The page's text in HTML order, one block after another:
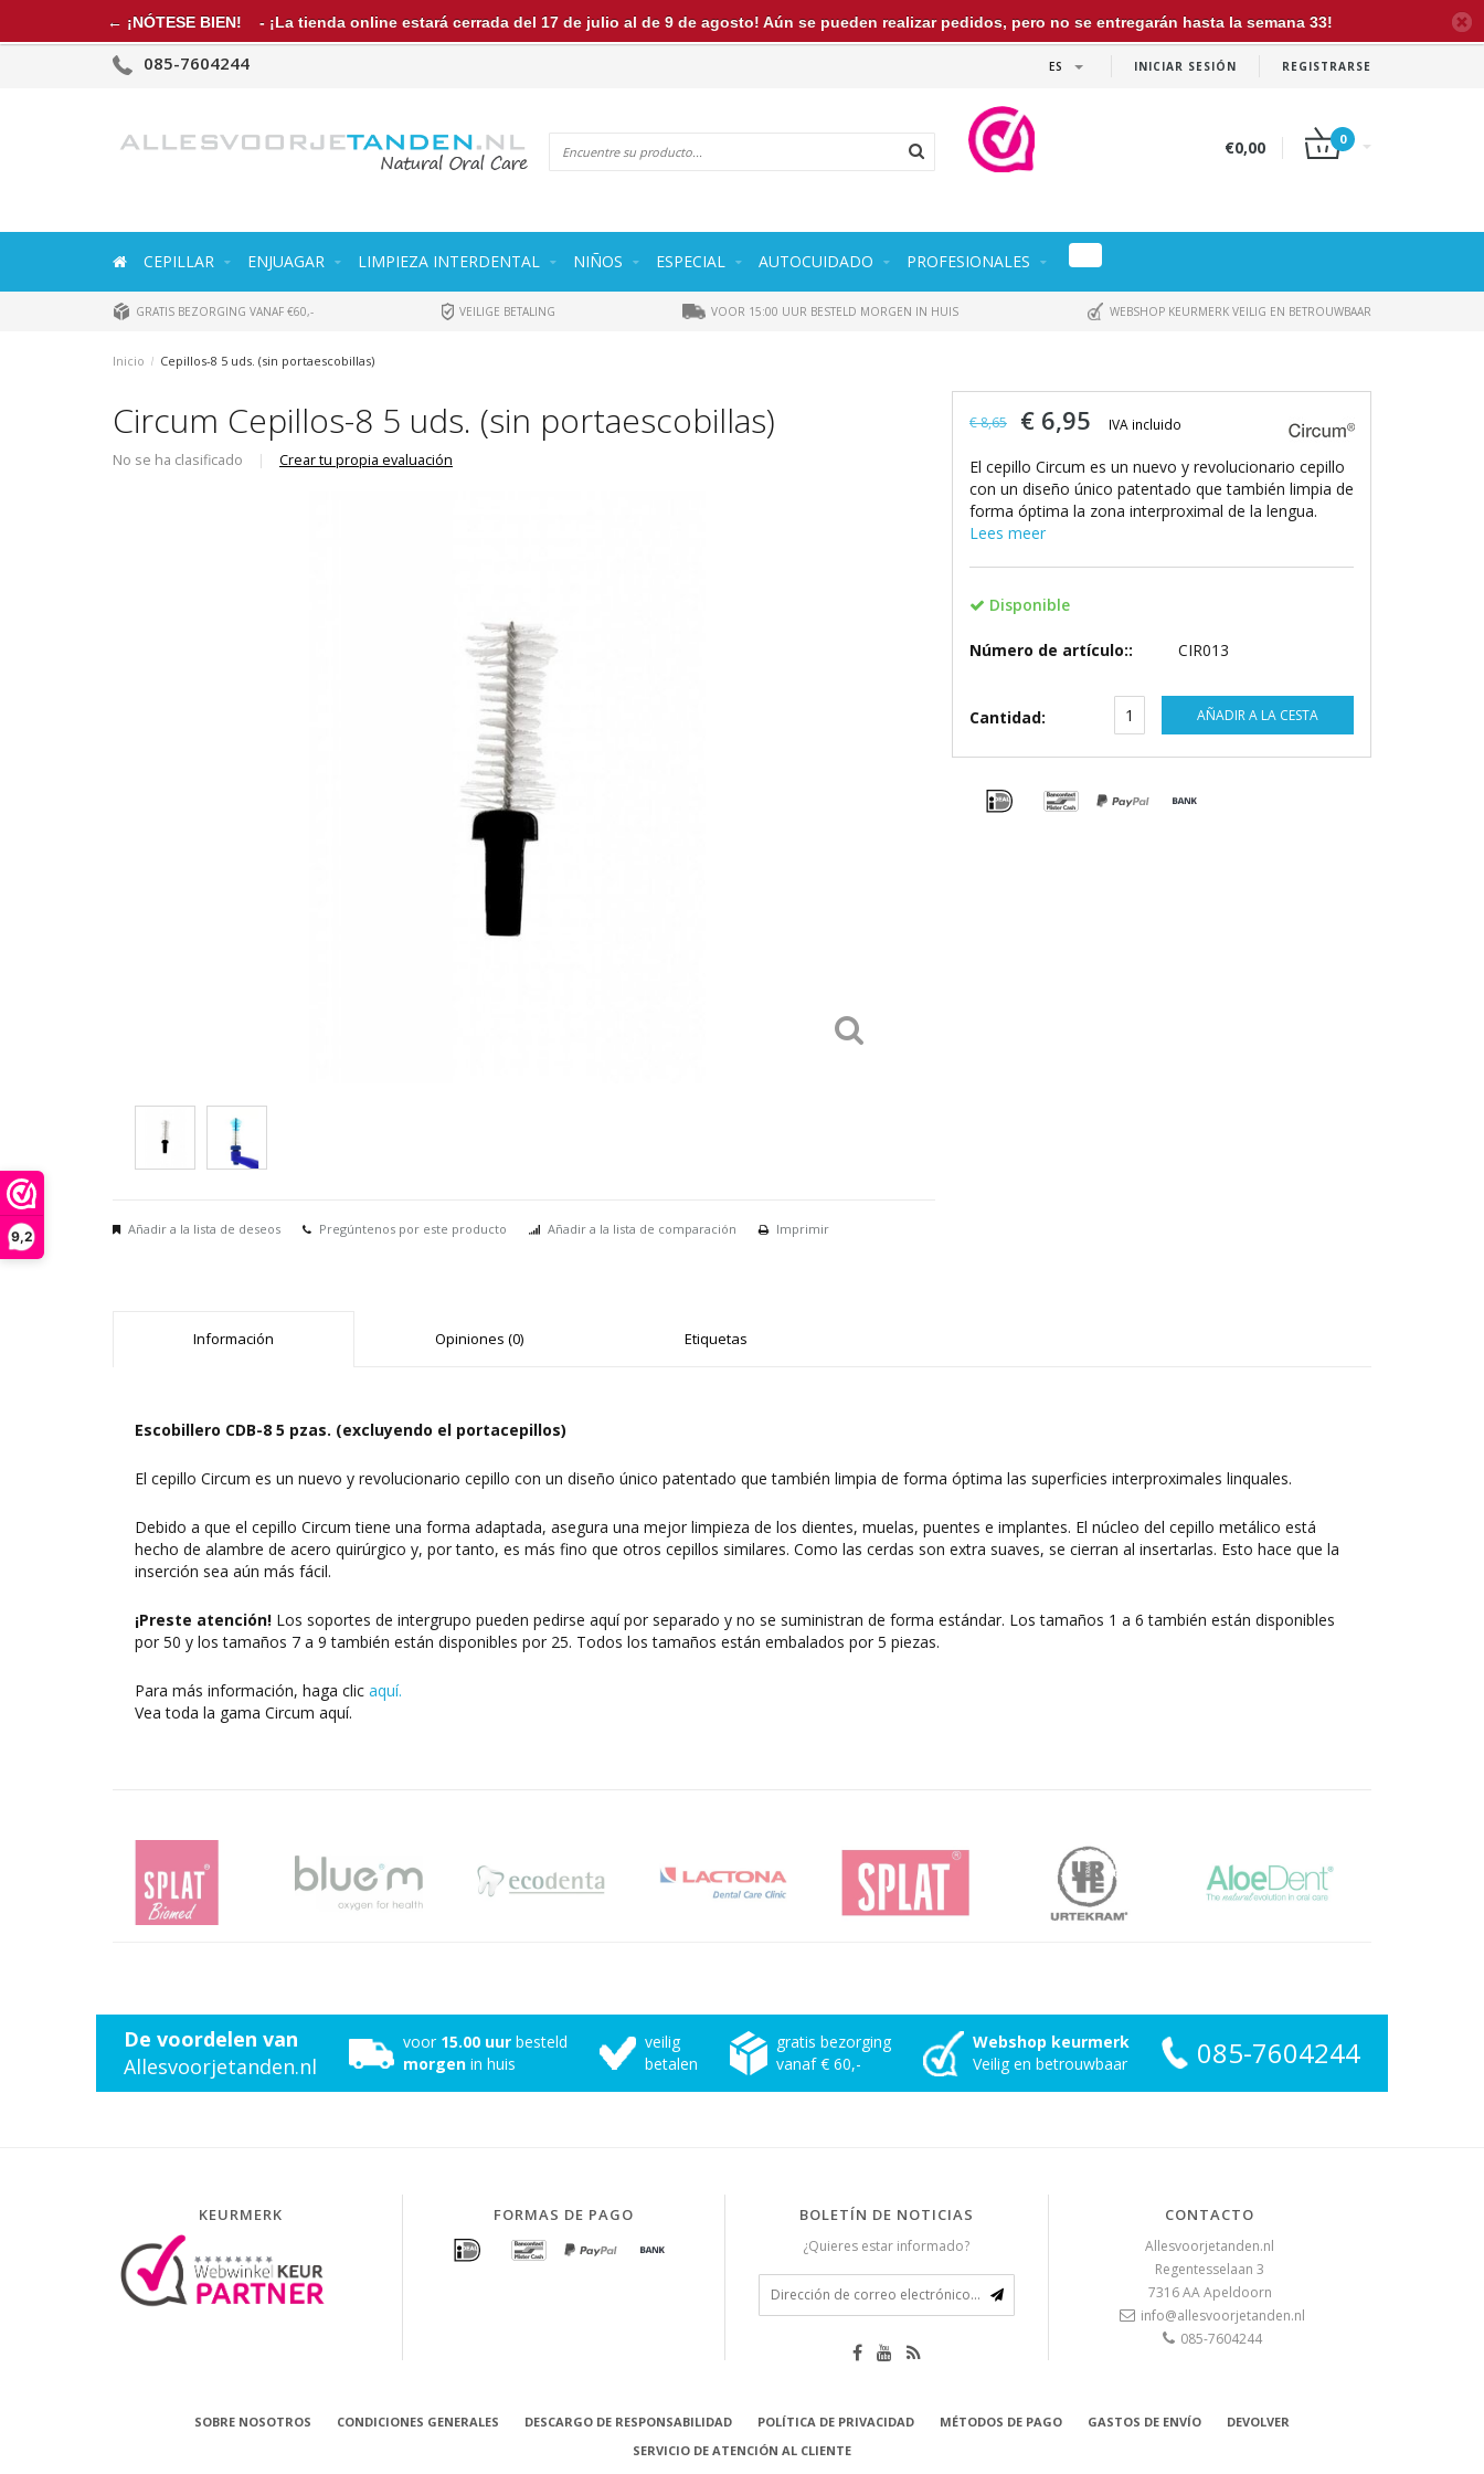
9,2
INICIAR SESIÓN REGISTRARSE
ES
085-7604244
€0,00 0
CEPILLAR ENJUAGAR LIMPIEZA INTERDENTAL NIÑOS ESPECIAL AUTOCUIDADO PROFESIONALES
GRATIS BEZORGING VANAF €60,- VEILIGE BETALING VOOR 15:00 UUR BESTELD MORGEN IN HUIS WEBSHOP KEURMERK VEILIG EN BETROUWBAAR
Inicio / Cepillos-8 5 uds. (sin portaescobillas)
Circum Cepillos-8 5 uds. (sin portaescobillas)
No se ha clasificado | Crear tu propia evaluación
Añadir a la lista de deseos Pregúntenos por este producto Añadir a la lista de comparación Imprimir
€ 8,65 € 6,95 IVA incluido
El cepillo Circum es un nuevo y revolucionario cepillo
con un diseño único patentado que también limpia de
forma óptima la zona interproximal de la lengua.
Lees meer
Disponible
Número de artículo:: CIR013
Cantidad: AÑADIR A LA CESTA
Información Opiniones (0) Etiquetas
Escobillero CDB-8 5 pzas. (excluyendo el portacepillos)
El cepillo Circum es un nuevo y revolucionario cepillo con un diseño único patentado que también limpia de forma óptima las superficies interproximales linquales.
Debido a que el cepillo Circum tiene una forma adaptada, asegura una mejor limpieza de los dientes, muelas, puentes e implantes. El núcleo del cepillo metálico está
hecho de alambre de acero quirúrgico y, por tanto, es más fino que otros cepillos similares. Como las cerdas son extra suaves, se cierran al insertarlas. Esto hace que la
inserción sea aún más fácil.
¡Preste atención! Los soportes de intergrupo pueden pedirse aquí por separado y no se suministran de forma estándar. Los tamaños 1 a 6 también están disponibles
por 50 y los tamaños 7 a 9 también están disponibles por 25. Todos los tamaños están embalados por 5 piezas.
Para más información, haga clic aquí.
Vea toda la gama Circum aquí.
De voordelen van
Allesvoorjetanden.nl
voor 15.00 uur besteld
morgen in huis
veilig
betalen
gratis bezorging
vanaf € 60,-
Webshop keurmerk
Veilig en betrouwbaar
085-7604244
KEURMERK FORMAS DE PAGO BOLETÍN DE NOTICIAS
¿Quieres estar informado?
CONTACTO
Allesvoorjetanden.nl
Regentesselaan 3
7316 AAApeldoorn
info@allesvoorjetanden.nl
085-7604244
SOBRE NOSOTROS CONDICIONES GENERALES DESCARGO DE RESPONSABILIDAD POLÍTICA DE PRIVACIDAD MÉTODOS DE PAGO GASTOS DE ENVÍO
DEVOLVER
SERVICIO DE ATENCIÓN AL CLIENTE
← ¡NÓTESE BIEN! - ¡La tienda online estará cerrada del 17 de julio al de 9 de agosto! Aún se pueden realizar pedidos, pero no se entregarán hasta la semana 33!